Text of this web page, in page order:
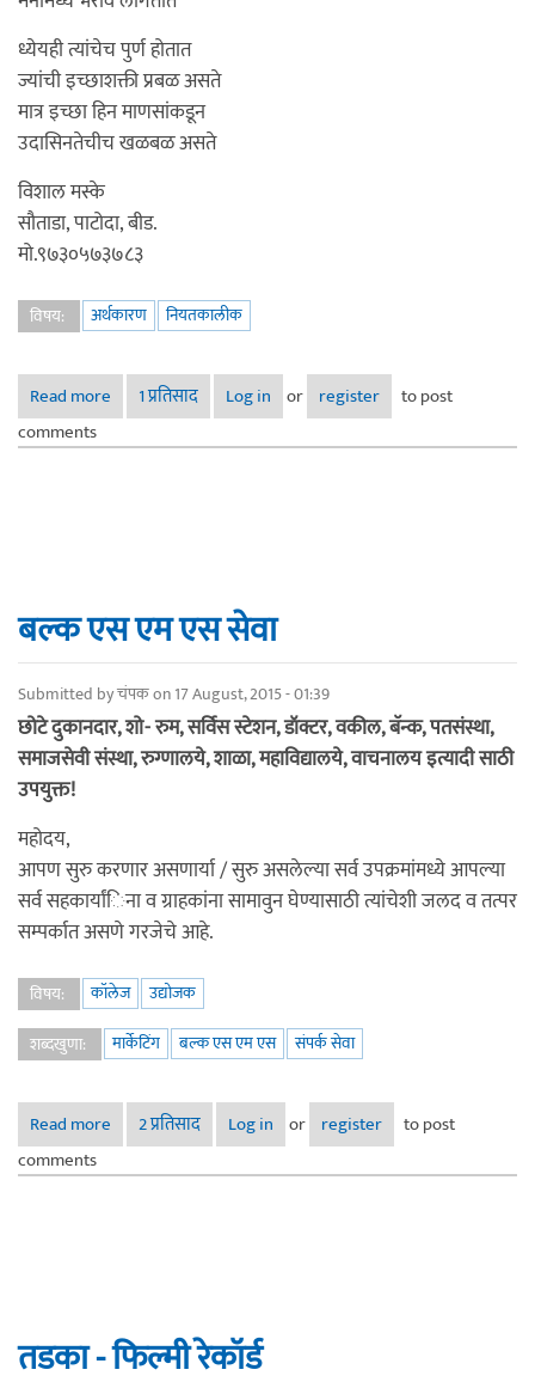
ध्येयही त्यांचेच पुर्ण होतात
ज्यांची इच्छाशक्ती प्रबळ असते
मात्र इच्छा हिन माणसांकडून
उदासिनतेचीच खळबळ असते
विशाल मस्के
सौताडा, पाटोदा, बीड.
मो.९७३०५७३७८३
विषय: अर्थकारण नियतकालीक
Read more about तडका - यश मिळवताना
1 प्रतिसाद Log in or register
to post
comments
बल्क एस एम एस सेवा
Submitted byचंपकon 17 August, 2015 - 01:39
छोटे दुकानदार, शो- रुम, सर्विस स्टेशन, डॉक्टर, वकील, बॅन्क, पतसंस्था,
समाजसेवी संस्था, रुग्णालये, शाळा, महाविद्यालये, वाचनालय इत्यादी साठी
उपयुक्त!
महोदय,
आपण सुरु करणार असणार्या / सुरु असलेल्या सर्व उपक्रमांमध्ये आपल्या
सर्व सहकार्यांिना व ग्राहकांना सामावुन घेण्यासाठी त्यांचेशी जलद व तत्पर
सम्पर्कात असणे गरजेचे आहे.
विषय: कॉलेज
उद्योजक
शब्दखुणा:
मार्केटिंग बल्क एस एम एस संपर्क सेवा
Read more about बल्क एस एम एस सेवा
2 प्रतिसाद Log in or register
to post
comments
तडका - फिल्मी रेकॉर्ड